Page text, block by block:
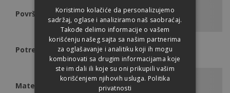
Površina rolne 75 m2
Potrebna količina krov m2 + 15%
Materijal višeslojna polietilen
Koristimo kolačiće da personalizujemo
sadržaj, oglase i analiziramo naš saobraćaj.
Takođe delimo informacije o vašem
korišćenju našeg sajta sa našim partnerima
za oglašavanje i analitiku koji ih mogu
kombinovati sa drugim informacijama koje
ste im dali ili koje su oni prikupili vašim
korišćenjem njihovih usluga. Politika
privatnosti